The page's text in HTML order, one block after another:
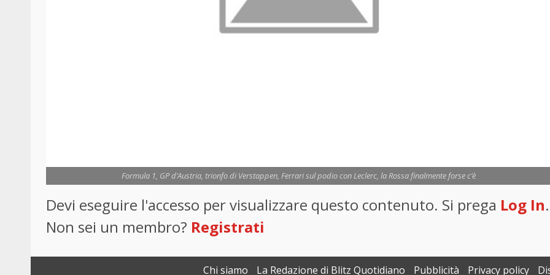
Formula 1, GP d’Austria, trionfo di Verstappen, Ferrari sul podio con Leclerc, la Rossa finalmente forse c’è
Devi eseguire l'accesso per visualizzare questo contenuto. Si prega Log In.
Non sei un membro? Registrati
Chi siamo La Redazione di Blitz Quotidiano Pubblicità Privacy policy